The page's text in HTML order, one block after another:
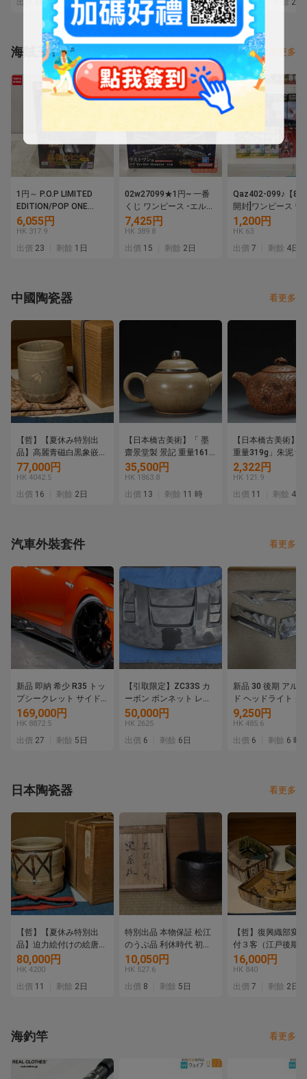
ー33インチ ヘッドカバ
出價 剩餘2日
～
出價31 剩餘 2日 出價28 剩餘 2日
海賊王 看更多
1円～ P.O.P LIMITED
EDITION/POP ONE
PIECE 黒檻のヒナ 再販
6,055円
HK 317.9
出價 23 剩餘 1日
02w27099★1円~ 一番
くじ ワンピース -エルバ
フ編- GIANT BASH!!
Vol.1 ラストワン賞 ロキ
※未開封 フィギュア 中
7,425円
HK 389.8
出價 15 剩餘 2日
Qaz402-099♪【80
開封]ワンピース ワ
ドコレクタブルフ
ア まとめ売り
1,200円
HK 63
出價 7 剩餘 4日
中國陶瓷器 看更多
【哲】【夏休み特別出
品】高麗青磁白黒象嵌蜂
と菊花文筒茶碗（高麗時
代・13世紀）
77,000円
HK 4042.5
出價 16 剩餘 2日
【日本橋古美術】「 墨
齋景堂製 景記 重量161g
」朱泥 紫砂 壺 宜興 紫砂
壷 茶壺 煎茶 急須 孟臣
紫泥 水平 清 明 紫砂壺
35,500円
HK 1863.8
出價 13 剩餘 11 時
【日本橋古美術】
重量319g」朱泥 紫
宜興 紫砂 壷 茶壺
急須 孟臣 紫泥 水平
明 紫砂壺 紫砂壷 茶
2,322円
HK 121.9
出價 11 剩餘 4日
汽車外裝套件 看更多
新品 即納 希少 R35 トッ
プシークレット サイド
ディフューザー サイド
ステップ カーボン
TOPSECRET GT-R
169,000円
HK 8872.5
出價 27 剩餘 5日
【引取限定】ZC33S カ
ーボン ボンネット レイ
ンカバー付き グッドガ
ン GoodGun 美品
50,000円
HK 2625
出價 6 剩餘 6日
新品 30 後期 アル
ド ヘッドライト グ
社外 ガーニッシ
セット モデリスタ
9,250円
HK 485.6
出價 6 剩餘 6 時
日本陶瓷器 看更多
【哲】【夏休み特別出
品】迫力絵付けの絵唐津
筒茶碗（伝世・桃山時
代）
80,000円
HK 4200
出價 11 剩餘 2日
特別出品 本物保証 松江
のうぶ品 利休時代 初代
楽吉左衛門 長次郎作 黒
茶碗 九代了入極め 極め
箱 二重箱
10,050円
HK 527.6
出價 8 剩餘 5日
【哲】復興織部変
付３客（江戸後期）
16,000円
HK 840
出價 7 剩餘 2日
海釣竿 看更多